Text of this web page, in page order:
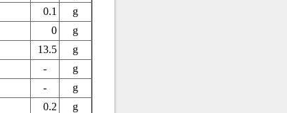
0.1
g
0
g
13.5
g
-
g
-
g
0.2
g